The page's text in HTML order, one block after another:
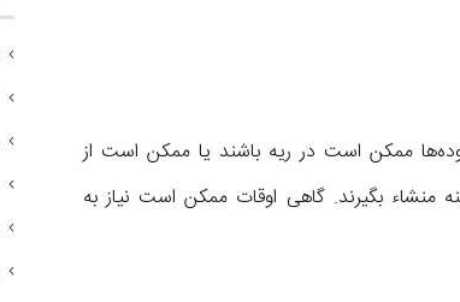
ممکن است در ریه باشند یا ممکن است از
منشاء بگیرند. گاهی اوقات ممکن است نیاز به